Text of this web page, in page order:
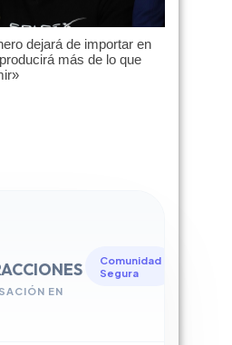
dejará de importar en
más de lo que
EN
Comunidad
Segura